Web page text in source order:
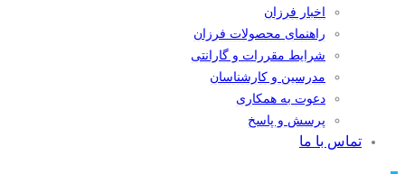
اخبار فرزان
راهنمای محصولات فرزان
شرایط مقررات و گارانتی
مدرسین و کارشناسان
دعوت به همکاری
پرسش و پاسخ
تماس با ما